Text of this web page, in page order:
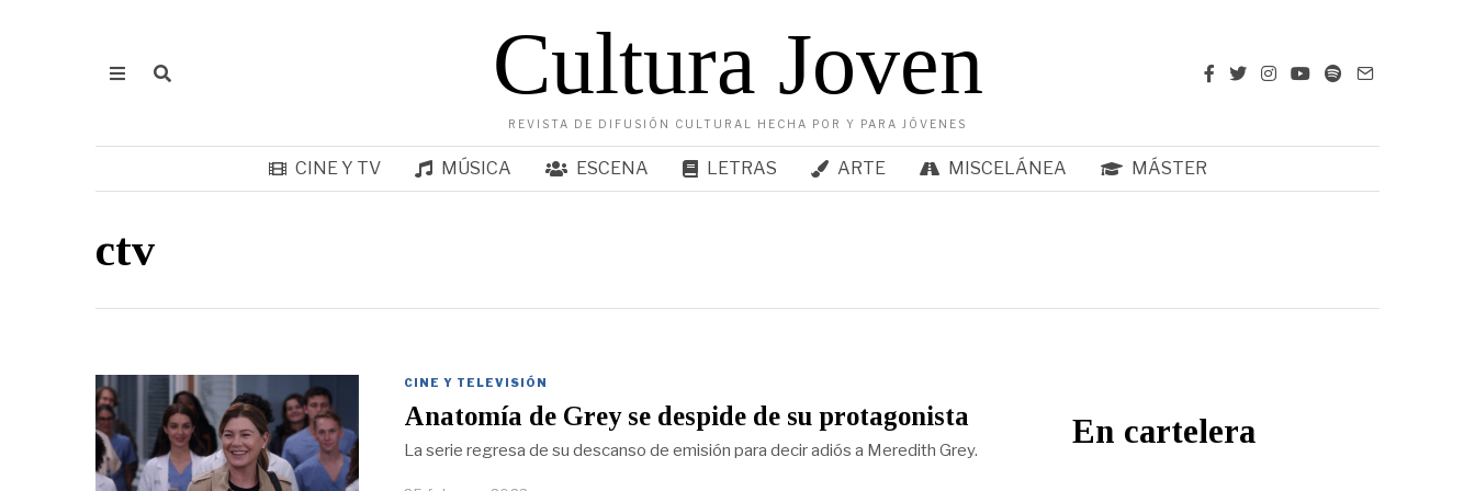
Cultura Joven
REVISTA DE DIFUSIÓN CULTURAL HECHA POR Y PARA JÓVENES
CINE Y TV MÚSICA ESCENA LETRAS ARTE MISCELÁNEA MÁSTER
ctv
CINE Y TELEVISIÓN
Anatomía de Grey se despide de su protagonista
La serie regresa de su descanso de emisión para decir adiós a Meredith Grey.
En cartelera